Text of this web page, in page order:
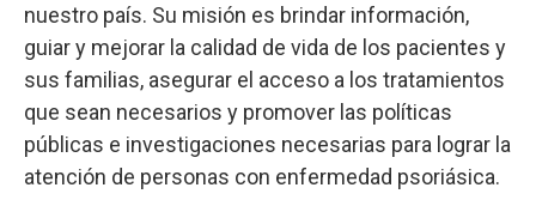
nuestro país. Su misión es brindar información,
guiar y mejorar la calidad de vida de los pacientes y
sus familias, asegurar el acceso a los tratamientos
que sean necesarios y promover las políticas
públicas e investigaciones necesarias para lograr la
atención de personas con enfermedad psoriásica.